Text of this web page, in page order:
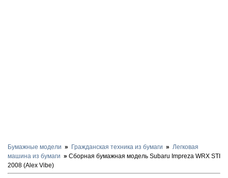
Бумажные модели Гражданская техника из бумаги
Легковая
машина из бумаги
Сборная бумажная модель Subaru Impreza WRX STI
2008 (Alex Vibe)